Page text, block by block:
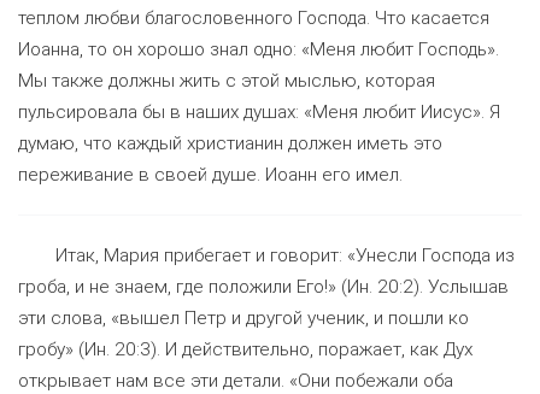
теплом любви благословенного Господа. Что касается
Иоанна, то он хорошо знал одно: «Меня любит Господь».
Мы также должны жить с этой мыслью, которая
пульсировала бы в наших душах: «Меня любит Иисус». Я
думаю, что каждый христианин должен иметь это
переживание в своей душе. Иоанн его имел.
Итак, Мария прибегает и говорит: «Унесли Господа из
гроба, и не знаем, где положили Его!» (Ин. 20:2). Услышав
эти слова, «вышел Петр и другой ученик, и пошли ко
гробу» (Ин. 20:3). И действительно, поражает, как Дух
открывает нам все эти детали. «Они побежали оба